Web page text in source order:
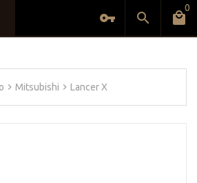
0
Mitsubishi Lancer X